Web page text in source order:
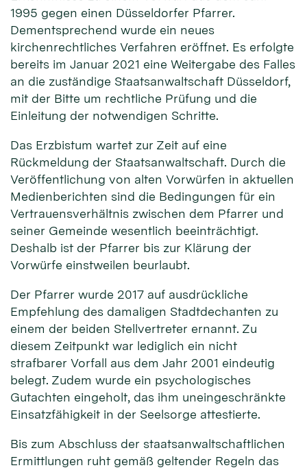
1995 gegen einen Düsseldorfer Pfarrer.
Dementsprechend wurde ein neues
kirchenrechtliches Verfahren eröffnet. Es erfolgte
bereits im Januar 2021 eine Weitergabe des Falles
an die zuständige Staatsanwaltschaft Düsseldorf,
mit der Bitte um rechtliche Prüfung und die
Einleitung der notwendigen Schritte.
Das Erzbistum wartet zur Zeit auf eine
Rückmeldung der Staatsanwaltschaft. Durch die
Veröffentlichung von alten Vorwürfen in aktuellen
Medienberichten sind die Bedingungen für ein
Vertrauensverhältnis zwischen dem Pfarrer und
seiner Gemeinde wesentlich beeinträchtigt.
Deshalb ist der Pfarrer bis zur Klärung der
Vorwürfe einstweilen beurlaubt.
Der Pfarrer wurde 2017 auf ausdrückliche
Empfehlung des damaligen Stadtdechanten zu
einem der beiden Stellvertreter ernannt. Zu
diesem Zeitpunkt war lediglich ein nicht
strafbarer Vorfall aus dem Jahr 2001 eindeutig
belegt. Zudem wurde ein psychologisches
Gutachten eingeholt, das ihm uneingeschränkte
Einsatzfähigkeit in der Seelsorge attestierte.
Bis zum Abschluss der staatsanwaltschaftlichen
Ermittlungen ruht gemäß geltender Regeln das